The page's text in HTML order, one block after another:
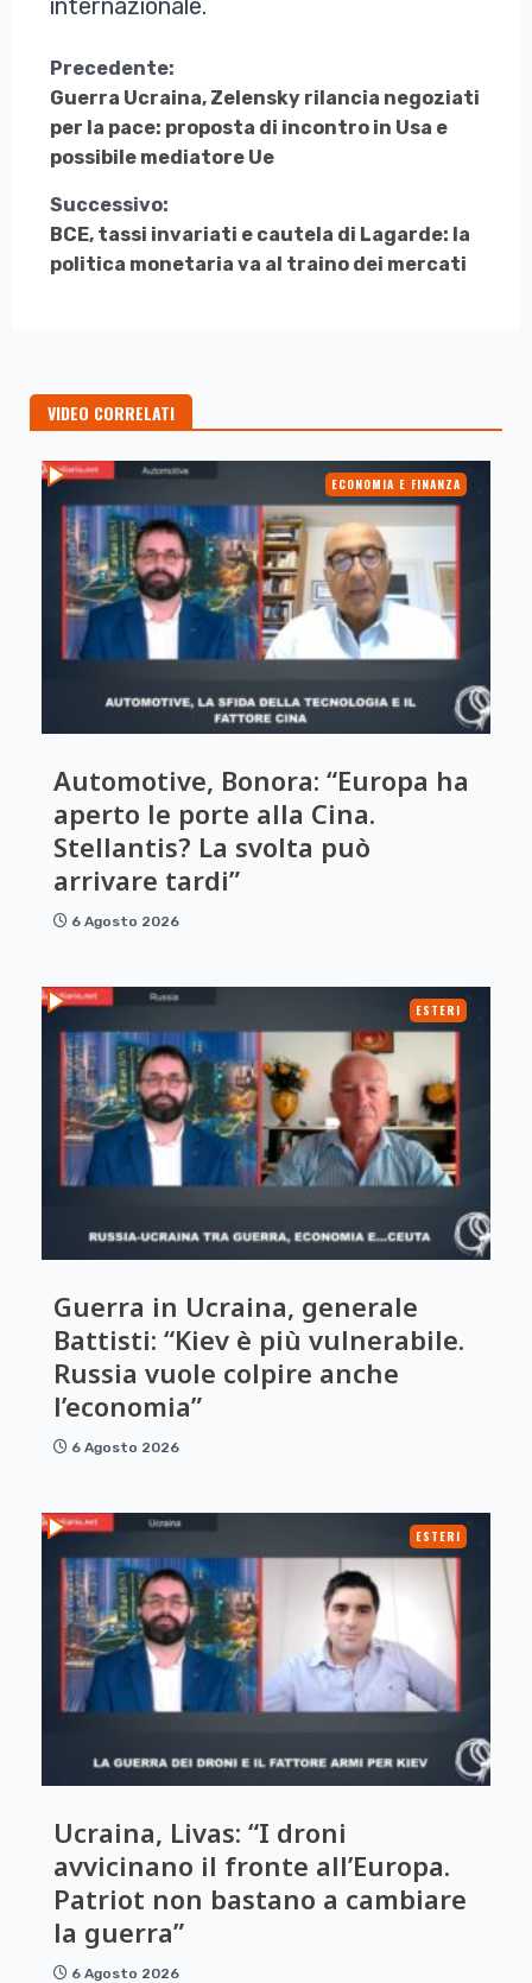
internazionale.
Continua
a
Leggere
Precedente:
Guerra Ucraina, Zelensky rilancia negoziati
per la pace: proposta di incontro in Usa e
possibile mediatore Ue
Successivo:
BCE, tassi invariati e cautela di Lagarde: la
politica monetaria va al traino dei mercati
VIDEO CORRELATI
ECONOMIA E FINANZA
Automotive, Bonora: “Europa ha
aperto le porte alla Cina.
Stellantis? La svolta può
arrivare tardi”
6 Agosto 2026
ESTERI
Guerra in Ucraina, generale
Battisti: “Kiev è più vulnerabile.
Russia vuole colpire anche
l’economia”
6 Agosto 2026
ESTERI
Ucraina, Livas: “I droni
avvicinano il fronte all’Europa.
Patriot non bastano a cambiare
la guerra”
6 Agosto 2026